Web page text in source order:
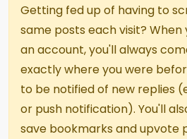
Getting fed up of having to
same posts each visit?
an account, you'll always
exactly where you were
to be notified of new replies
or push notification). You'll
save bookmarks and upvote